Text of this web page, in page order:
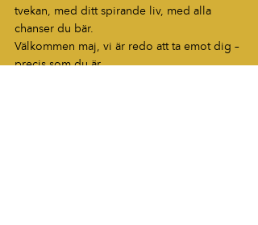
tvekan, med ditt spirande liv, med alla
chanser du bär.
Välkommen maj, vi är redo att ta emot dig –
precis som du är.